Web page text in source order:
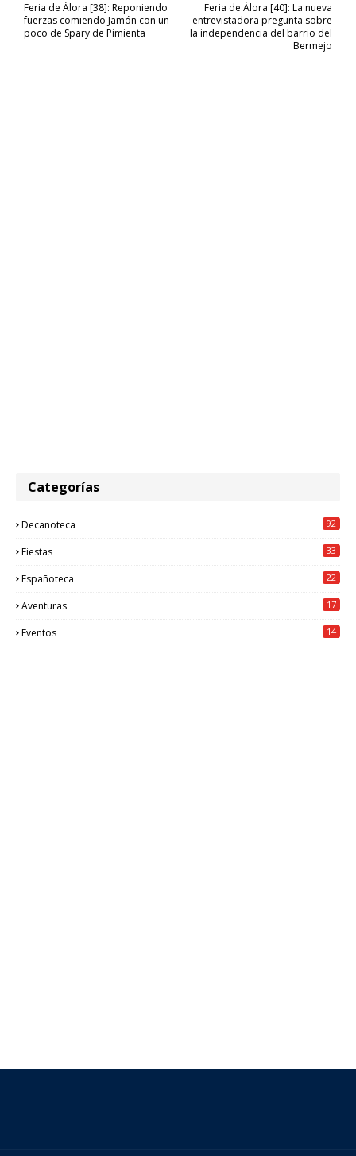
Feria de Álora [40]: La nueva
entrevistadora pregunta sobre
la independencia del barrio del
Bermejo
Feria de Álora [38]: Reponiendo
fuerzas comiendo Jamón con un
poco de Spary de Pimienta
Categorías
Decanoteca 92
Fiestas 33
Españoteca 22
Aventuras 17
Eventos 14